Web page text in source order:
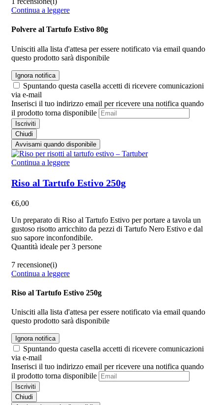
Continua a leggere
Polvere al Tartufo Estivo 80g
Unisciti alla lista d'attesa per essere notificato via email quando
questo prodotto sarà disponibile
Ignora notifica
Spuntando questa casella accetti di ricevere comunicazioni
via e-mail
Inserisci il tuo indirizzo email per ricevere una notifica quando
il prodotto torna disponibile
Iscriviti
Chiudi
Avvisami quando disponibile
Continua a leggere
Riso al Tartufo Estivo 250g
€6,00
Un preparato di Riso al Tartufo Estivo per portare a tavola un
gustoso risotto arricchito da pezzi di Tartufo Nero Estivo e dal
suo sapore inconfondibile.
Quantità ideale per 3 persone
7 recensione(i)
Continua a leggere
Riso al Tartufo Estivo 250g
Unisciti alla lista d'attesa per essere notificato via email quando
questo prodotto sarà disponibile
Ignora notifica
Spuntando questa casella accetti di ricevere comunicazioni
via e-mail
Inserisci il tuo indirizzo email per ricevere una notifica quando
il prodotto torna disponibile
Iscriviti
Chiudi